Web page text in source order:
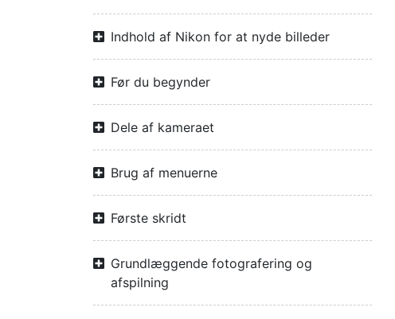
Indhold af Nikon for at nyde billeder
Før du begynder
Dele af kameraet
Brug af menuerne
Første skridt
Grundlæggende fotografering og
afspilning